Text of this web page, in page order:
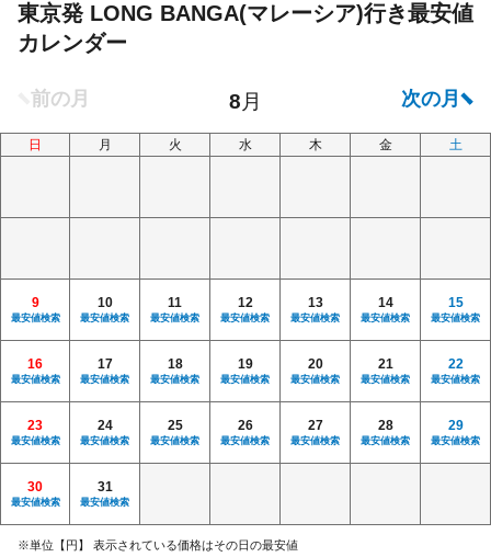
東京発 LONG BANGA(マレーシア)行き最安値
カレンダー
日 月 火 水 木 金 土
9
最安値検索
10
最安値検索
11
最安値検索
12
最安値検索
13
最安値検索
14
最安値検索
15
最安値検索
16
最安値検索
17
最安値検索
18
最安値検索
19
最安値検索
20
最安値検索
21
最安値検索
22
最安値検索
23
最安値検索
24
最安値検索
25
最安値検索
26
最安値検索
27
最安値検索
28
最安値検索
29
最安値検索
30
最安値検索
31
最安値検索
※単位【円】 表示されている価格はその日の最安値